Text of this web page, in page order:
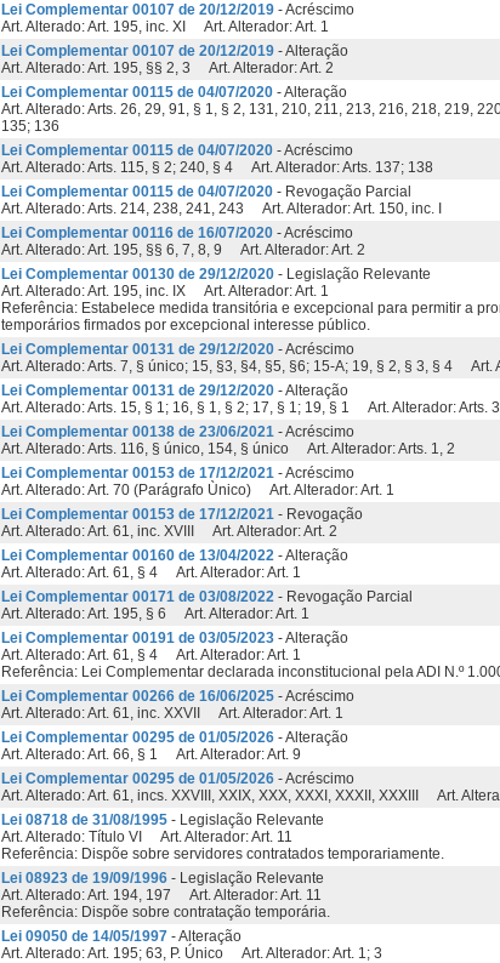
Lei Complementar 00107 de 20/12/2019- Acréscimo
Art. Alterado: Art. 195, inc. XI Art. Alterador: Art. 1
Lei Complementar 00107 de 20/12/2019- Alteração
Art. Alterado: Art. 195, §§ 2, 3 Art. Alterador: Art. 2
Lei Complementar 00115 de 04/07/2020- Alteração
Art. Alterado: Arts. 26, 29, 91, § 1, § 2, 131, 210, 211, 213, 216, 218, 219,
135; 136
Lei Complementar 00115 de 04/07/2020- Acréscimo
Art. Alterado: Arts. 115, § 2; 240, § 4 Art. Alterador: Arts. 137; 138
Lei Complementar 00115 de 04/07/2020- Revogação Parcial
Art. Alterado: Arts. 214, 238, 241, 243 Art. Alterador: Art. 150, inc. I
Lei Complementar 00116 de 16/07/2020- Acréscimo
Art. Alterado: Art. 195, §§ 6, 7, 8, 9 Art. Alterador: Art. 2
Lei Complementar 00130 de 29/12/2020- Legislação Relevante
Art. Alterado: Art. 195, inc. IX Art. Alterador: Art. 1
Referência: Estabelece medida transitória e excepcional para permitir a
temporários firmados por excepcional interesse público.
Lei Complementar 00131 de 29/12/2020- Acréscimo
Art. Alterado: Arts. 7, § único; 15, §3, §4, §5, §6; 15-A; 19, § 2, § 3, § 4 Art.
Lei Complementar 00131 de 29/12/2020- Alteração
Art. Alterado: Arts. 15, § 1; 16, § 1, § 2; 17, § 1; 19, § 1 Art. Alterador: Arts.
Lei Complementar 00138 de 23/06/2021- Acréscimo
Art. Alterado: Arts. 116, § único, 154, § único Art. Alterador: Arts. 1, 2
Lei Complementar 00153 de 17/12/2021- Acréscimo
Art. Alterado: Art. 70 (Parágrafo Ùnico) Art. Alterador: Art. 1
Lei Complementar 00153 de 17/12/2021- Revogação
Art. Alterado: Art. 61, inc. XVIII Art. Alterador: Art. 2
Lei Complementar 00160 de 13/04/2022- Alteração
Art. Alterado: Art. 61, § 4 Art. Alterador: Art. 1
Lei Complementar 00171 de 03/08/2022- Revogação Parcial
Art. Alterado: Art. 195, § 6 Art. Alterador: Art. 1
Lei Complementar 00191 de 03/05/2023- Alteração
Art. Alterado: Art. 61, § 4 Art. Alterador: Art. 1
Referência: Lei Complementar declarada inconstitucional pela ADI N.º
Lei Complementar 00266 de 16/06/2025- Acréscimo
Art. Alterado: Art. 61, inc. XXVII Art. Alterador: Art. 1
Lei Complementar 00295 de 01/05/2026- Alteração
Art. Alterado: Art. 66, § 1 Art. Alterador: Art. 9
Lei Complementar 00295 de 01/05/2026- Acréscimo
Art. Alterado: Art. 61, incs. XXVIII, XXIX, XXX, XXXI, XXXII, XXXIII Art.
Lei 08718 de 31/08/1995- Legislação Relevante
Art. Alterado: Título VI Art. Alterador: Art. 11
Referência: Dispõe sobre servidores contratados temporariamente.
Lei 08923 de 19/09/1996- Legislação Relevante
Art. Alterado: Art. 194, 197 Art. Alterador: Art. 11
Referência: Dispõe sobre contratação temporária.
Lei 09050 de 14/05/1997- Alteração
Art. Alterado: Art. 195; 63, P. Único Art. Alterador: Art. 1; 3